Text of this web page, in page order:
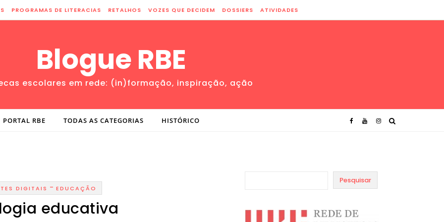
PROGRAMAS DE LITERACIAS RETALHOS VOZES QUE DECIDEM DOSSIERS ATIVIDADES
Blogue RBE
escolares em rede: (in)formação, inspiração, ação
PORTAL RBE TODAS AS CATEGORIAS HISTÓRICO
DIGITAIS - EDUCAÇÃO
educativa
Pesquisar